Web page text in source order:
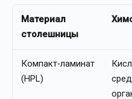
Материал
столешницы
Компакт‑ламинат
(HPL)